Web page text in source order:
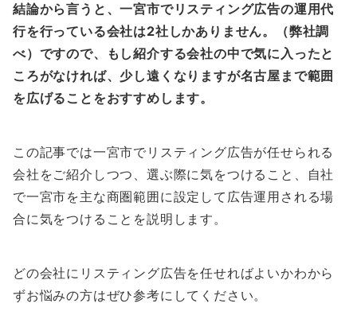
結論から言うと、一宮市でリスティング広告の運用代
行を行っている会社は2社しかありません。（弊社調
べ）ですので、もし紹介する会社の中で気に入ったと
ころがなければ、少し遠くなりますが名古屋まで範囲
を広げることをおすすめします。
この記事では一宮市でリスティング広告が任せられる
会社をご紹介しつつ、選ぶ際に気をつけること、自社
で一宮市を主な商圏範囲に設定して広告運用される場
合に気をつけることを説明します。
どの会社にリスティング広告を任せればよいかわから
ずお悩みの方はぜひ参考にしてください。